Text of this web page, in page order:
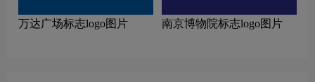
万达广场标志logo图片 南京博物院标志logo图片